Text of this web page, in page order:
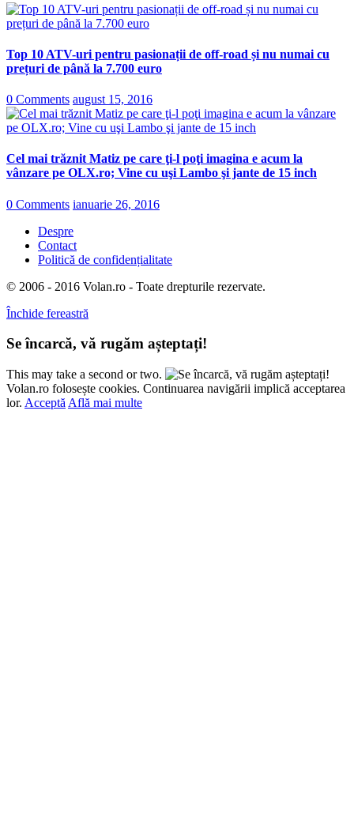
Top 10 ATV-uri pentru pasionații de off-road și nu numai cu
prețuri de până la 7.700 euro
0 Comments august 15, 2016
Cel mai trăznit Matiz pe care ţi-l poţi imagina e acum la
vânzare pe OLX.ro; Vine cu uşi Lambo şi jante de 15 inch
0 Comments ianuarie 26, 2016
Despre
Contact
Politică de confidențialitate
© 2006 - 2016 Volan.ro - Toate drepturile rezervate.
Închide fereastră
Se încarcă, vă rugăm așteptați!
This may take a second or two.
Volan.ro folosește cookies. Continuarea navigării implică acceptarea
lor. Acceptă Află mai multe